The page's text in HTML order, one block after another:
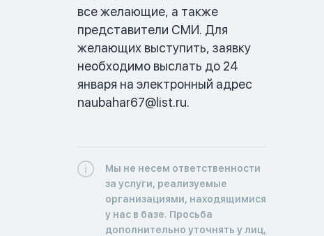
все желающие, а также
представители СМИ. Для
желающих выступить, заявку
необходимо выслать до 24
naubahar67@list.ru.
Мы не несем ответственности
за услуги, реализуемые
организациями, находящимися
у нас в базе. Просьба
дополнительно уточнять у лиц,